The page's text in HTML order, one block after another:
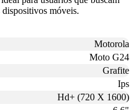
dispositivos móveis.
Motorola
Moto G24
Grafite
Ips
Hd+ (720 X 1600)